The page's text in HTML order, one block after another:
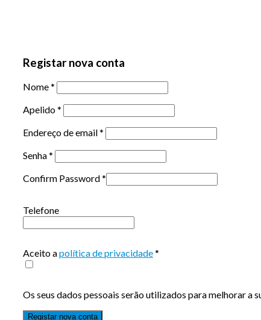
Registar nova conta
Nome*
Apelido*
Endereço de email*
Senha*
Confirm Password*
Telefone
Aceito apolítica de privacidade*
Os seus dados pessoais serão utilizados para melhorar a
Registar nova conta